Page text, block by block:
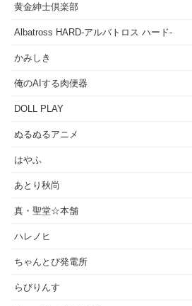
黄金紳士倶楽部
Albatross HARD‐アルバトロス ハード‐
かみしき
俺のAIする肉便器
DOLL PLAY
ぬるぬるアニメ
はやふ
あとり秋尚
真・聖堂☆本舗
ハレノヒ
ちゃんとぴ発電所
らびりんす